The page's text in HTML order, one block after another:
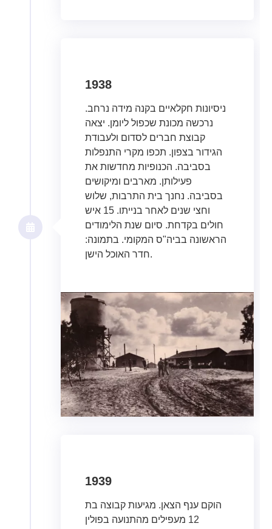
1938
ניסיונות חקלאיים בקנה מידה נרחב.
נרכשה מכונת שכפול ליומן. יצאה
קבוצת חברים לסדום ולעבודת
הגידור בצפון. תכפו מקרי התנפלות
בסביבה. הכנופיות מחדשות את
פעילותן. מארבים ומיקושים
בסביבה. נחנך בית התרבות, שלוש
וחצי שנים לאחר בנייתו. 15 איש
חולים בקדחת. סיום שנת הלימודים
הראשונה בביה"ס המקומי. בתמונה:
חדר האוכל הישן.
1939
הוקם ענף הצאן. מגיעות קבוצה בת
12 מעפילים מהתנועה בפולין